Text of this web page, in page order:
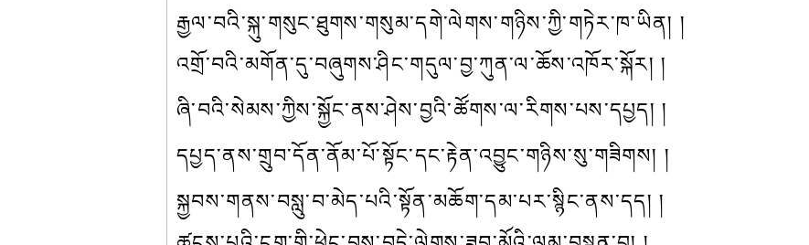
རྒྱལ་བའི་སྐུ་གསུང་ཐུགས་གསུམ་དགེ་ལེགས་གཉིས་ཀྱི་གཏེར་ཁ་ཡིན། །
འགྲོ་བའི་མགོན་དུ་བཞུགས་ཤིང་གདུལ་བྱ་ཀུན་ལ་ཆོས་འཁོར་སྐོར། །
ཞི་བའི་སེམས་ཀྱིས་སྐྱོང་ནས་ཤེས་བྱའི་ཚོགས་ལ་རིགས་པས་དཔྱད། །
དཔྱད་ནས་གྲུབ་དོན་ནོམ་པོ་སྟོང་དང་རྟེན་འབྱུང་གཉིས་སུ་གཟིགས། །
སྐྱབས་གནས་བསླུ་བ་མེད་པའི་སྟོན་མཆོག་དམ་པར་སྙིང་ནས་དད། །